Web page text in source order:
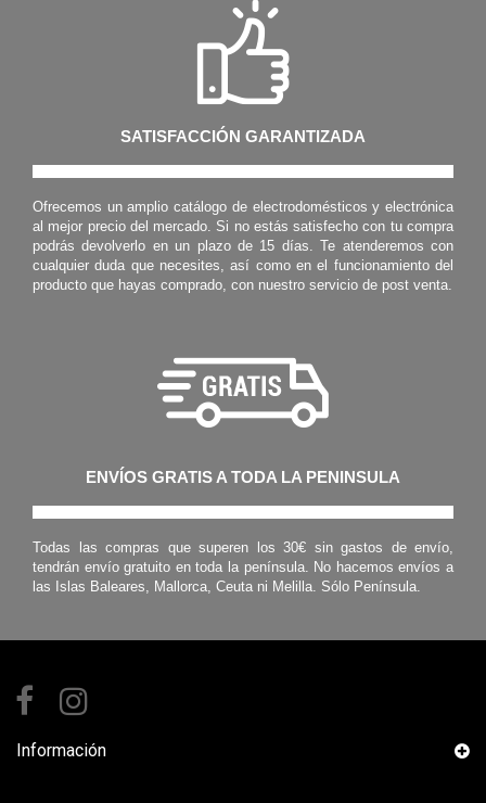
SATISFACCIÓN GARANTIZADA
Ofrecemos un amplio catálogo de electrodomésticos y electrónica
al mejor precio del mercado. Si no estás satisfecho con tu compra
podrás devolverlo en un plazo de 15 días. Te atenderemos con
cualquier duda que necesites, así como en el funcionamiento del
producto que hayas comprado, con nuestro servicio de post venta.
ENVÍOS GRATIS A TODA LA PENINSULA
Todas las compras que superen los 30€ sin gastos de envío,
tendrán envío gratuito en toda la península. No hacemos envíos a
las Islas Baleares, Mallorca, Ceuta ni Melilla. Sólo Península.
Información